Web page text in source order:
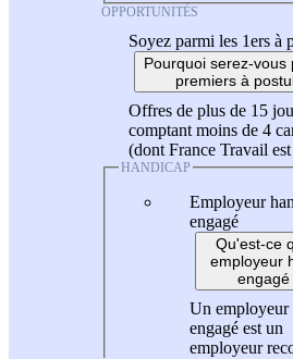
OPPORTUNITÉS
Soyez parmi les 1ers à
Pourquoi serez-vous
premiers à
Offres de plus de 15
comptant moins de 4
(dont France Travail
HANDICAP
Employeur
engagé
Qu'est-ce
employeur
engagé
Un employeur
engagé est un
employeur